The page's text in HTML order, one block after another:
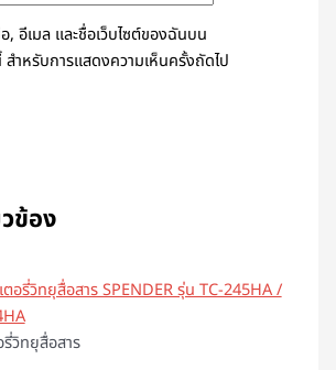
, อีเมล และชื่อเว็บไซต์ของฉันบน
สำหรับการแสดงความเห็นครั้งถัดไป
ข้อง
วิทยุสื่อสาร